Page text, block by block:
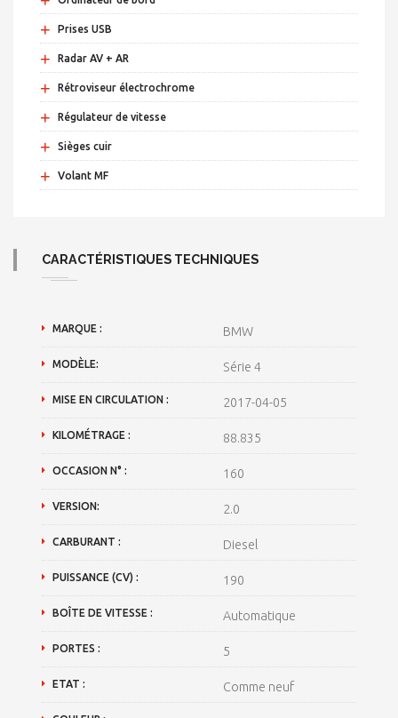
+ Prises USB
+ Radar AV + AR
+ Rétroviseur électrochrome
+ Régulateur de vitesse
+ Sièges cuir
+ Volant MF
CARACTÉRISTIQUES TECHNIQUES
MARQUE : BMW
MODÈLE: Série 4
MISE EN CIRCULATION : 2017-04-05
KILOMÉTRAGE : 88.835
OCCASION N° : 160
VERSION: 2.0
CARBURANT : Diesel
PUISSANCE (CV) : 190
BOÎTE DE VITESSE : Automatique
PORTES : 5
ETAT : Comme neuf